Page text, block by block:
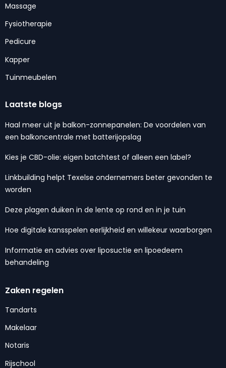
Massage
Fysiotherapie
Pedicure
Kapper
Tuinmeubelen
Laatste blogs
Haal meer uit je balkon-zonnepanelen: De voordelen van
een balkoncentrale met batterijopslag
Kies je CBD-olie: eigen batchtest of alleen een label?
Linkbuilding helpt Texelse ondernemers beter gevonden te
worden
Deze plagen duiken in de lente op rond en in je tuin
Hoe digitale kansspelen eerlijkheid en willekeur waarborgen
Informatie en advies over liposuctie en lipoedeem
behandeling
Zaken regelen
Tandarts
Makelaar
Notaris
Rijschool